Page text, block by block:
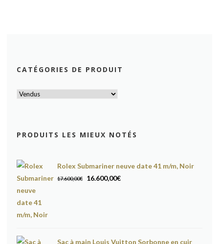
CATÉGORIES DE PRODUIT
PRODUITS LES MIEUX NOTÉS
Rolex Submariner neuve date 41 m/m, Noir
17.600,00€
Le
16.600,00€Le
Sac à main Louis Vuitton Sorbonne en cuir